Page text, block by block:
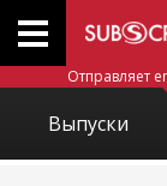
Отправляет
Выпуски